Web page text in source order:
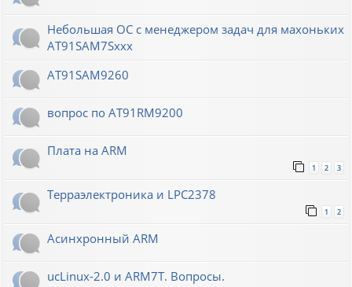
Небольшая ОС с менеджером задач для махоньких
AT91SAM7Sxxx
AT91SAM9260
вопрос по AT91RM9200
Плата на ARM
1 2 3
Терраэлектроника и LPC2378
1 2
Асинхронный ARM
ucLinux-2.0 и ARM7T. Вопросы.